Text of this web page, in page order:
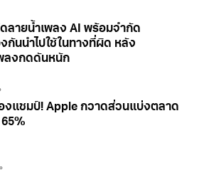
ลายน้ำเพลง AI พร้อมจำกัด
กันนำไปใช้ในทางที่ผิด หลัง
ลงกดดันหนัก
งแชมป์! Apple กวาดส่วนแบ่งตลาด